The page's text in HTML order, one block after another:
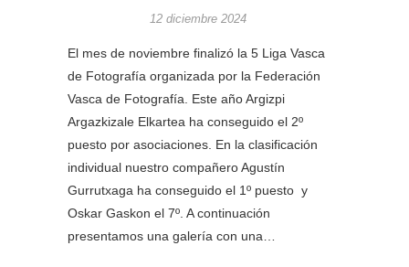
12 diciembre 2024
El mes de noviembre finalizó la 5 Liga Vasca
de Fotografía organizada por la Federación
Vasca de Fotografía. Este año Argizpi
Argazkizale Elkartea ha conseguido el 2º
puesto por asociaciones. En la clasificación
individual nuestro compañero Agustín
Gurrutxaga ha conseguido el 1º puesto y
Oskar Gaskon el 7º. A continuación
presentamos una galería con una…